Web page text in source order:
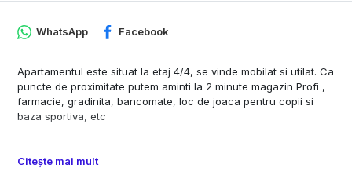
WhatsApp Facebook
Apartamentul este situat la etaj 4/4, se vinde mobilat si utilat. Ca
puncte de proximitate putem aminti la 2 minute magazin Profi ,
farmacie, gradinita, bancomate, loc de joaca pentru copii si
baza sportiva, etc
panoramica si o parcare cu CF.
Citește mai mult